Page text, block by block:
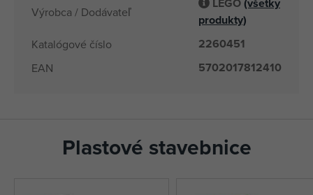
Výrobca / Dodávateľ
LEGO(všetky
produkty)
Katalógové číslo 2260451
EAN 5702017812410
Plastové stavebnice